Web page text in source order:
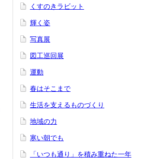
くすのきラビット
輝く姿
写真展
図工巡回展
運動
春はそこまで
生活を支えるものづくり
地域の力
寒い朝でも
「いつも通り」を積み重ねた一年